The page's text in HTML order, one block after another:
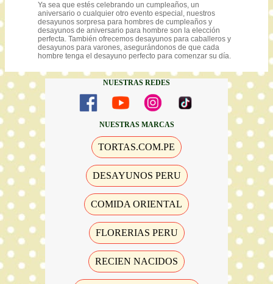
Ya sea que estés celebrando un cumpleaños, un
aniversario o cualquier otro evento especial, nuestros
desayunos sorpresa para hombres de cumpleaños y
desayunos de aniversario para hombre son la elección
perfecta. También ofrecemos desayunos para caballeros y
desayunos para varones, asegurándonos de que cada
hombre tenga el desayuno perfecto para comenzar su día.
NUESTRAS REDES
NUESTRAS MARCAS
TORTAS.COM.PE
DESAYUNOS PERU
COMIDA ORIENTAL
FLORERIAS PERU
RECIEN NACIDOS